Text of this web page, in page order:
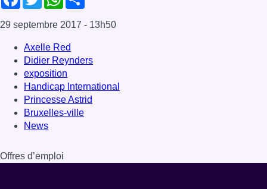
29 septembre 2017 - 13h50
Axelle Red
Didier Reynders
exposition
Handicap International
Princesse Astrid
Bruxelles-ville
News
Offres d’emploi